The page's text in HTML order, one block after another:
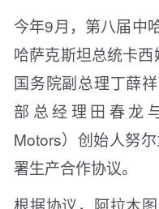
今年9月，第八届中
哈萨克斯坦总统卡
国务院副总理丁薛
部总经理田春龙
Motors）创始人努
署生产合作协议。
根据协议，阿拉木